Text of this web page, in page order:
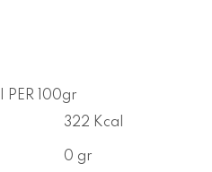
PER 100gr
322 Kcal
0 gr